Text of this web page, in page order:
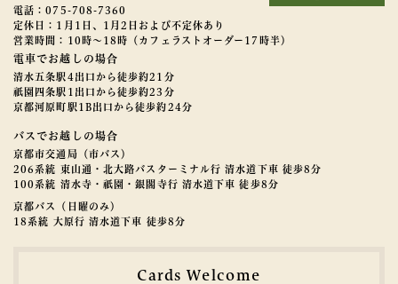
電話：075-708-7360
定休日： 1月1日、1月2日および不定休あり
営業時間：10時～18時（カフェラストオーダー17時半）
電車でお越しの場合
清水五条駅4出口から徒歩約21分
祇園四条駅1出口から徒歩約23分
京都河原町駅1B出口から徒歩約24分
バスでお越しの場合
京都市交通局（市バス）
206系統 東山通・北大路バスターミナル行 清水道下車 徒歩8分
100系統 清水寺・祇園・銀閣寺行 清水道下車 徒歩8分
京都バス（日曜のみ）
18系統 大原行 清水道下車 徒歩8分
Cards Welcome